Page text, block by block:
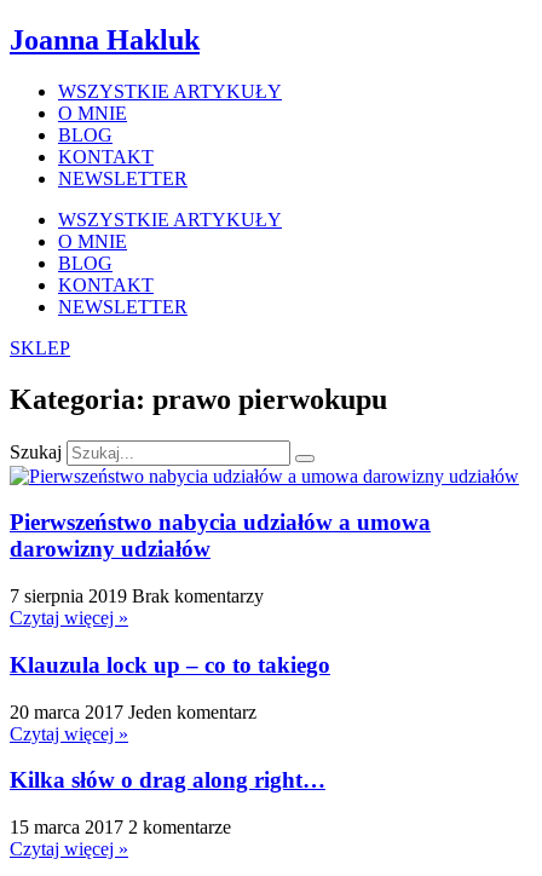
Joanna Hakluk
WSZYSTKIE ARTYKUŁY
O MNIE
BLOG
KONTAKT
NEWSLETTER
WSZYSTKIE ARTYKUŁY
O MNIE
BLOG
KONTAKT
NEWSLETTER
SKLEP
Kategoria: prawo pierwokupu
Szukaj
Pierwszeństwo nabycia udziałów a umowa
darowizny udziałów
7 sierpnia 2019 Brak komentarzy
Czytaj więcej »
Klauzula lock up – co to takiego
20 marca 2017 Jeden komentarz
Czytaj więcej »
Kilka słów o drag along right…
15 marca 2017 2 komentarze
Czytaj więcej »